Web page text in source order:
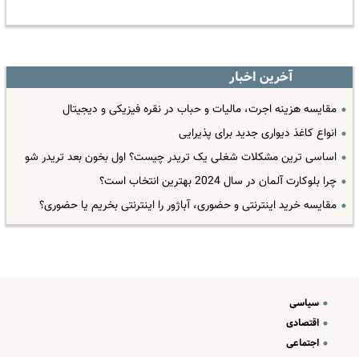
آخرین اخبار
مقایسه هزینه اجرت، مالیات و حباب در نقره فیزیکی و دیجیتال
انواع کاغذ دیواری جدید برای پذیرایی
اساسی ترین مشکلات شغلی یک تریدر چیست؟ اول بخون بعد تریدر شو
چرا بلوکارت آلمان در سال 2024 بهترین انتخاب است؟
مقایسه خرید اینترنتی و حضوری، آباژور را اینترنتی بخریم یا حضوری؟
سیاسی
اقتصادی
اجتماعی